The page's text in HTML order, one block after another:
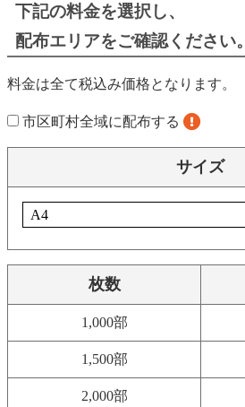
下記の料金を選択し、
配布エリアをご確認ください。
料金は全て税込み価格となります。
市区町村全域に配布する
サイズ
枚数
1,000部
1,500部
2,000部